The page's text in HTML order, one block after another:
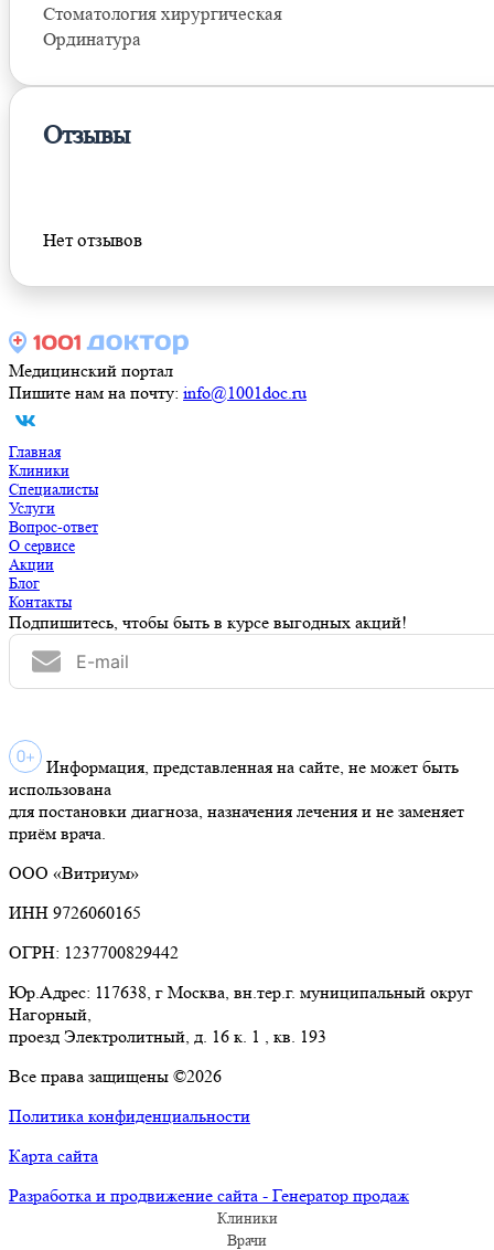
Стоматология хирургическая
Ординатура
Отзывы
Нет отзывов
Медицинский портал
Пишите нам на почту: info@1001doc.ru
Главная
Клиники
Специалисты
Услуги
Вопрос-ответ
О сервисе
Акции
Блог
Контакты
Подпишитесь, чтобы быть в курсе выгодных акций!
Информация, представленная на сайте, не может быть
использована
для постановки диагноза, назначения лечения и не заменяет
приём врача.
ООО «Витриум»
ИНН 9726060165
ОГРН: 1237700829442
Юр.Адрес: 117638, г Москва, вн.тер.г. муниципальный округ
Нагорный,
проезд Электролитный, д. 16 к. 1 , кв. 193
Все права защищены ©2026
Политика конфиденциальности
Карта сайта
Разработка и продвижение сайта - Генератор продаж
Клиники
Врачи